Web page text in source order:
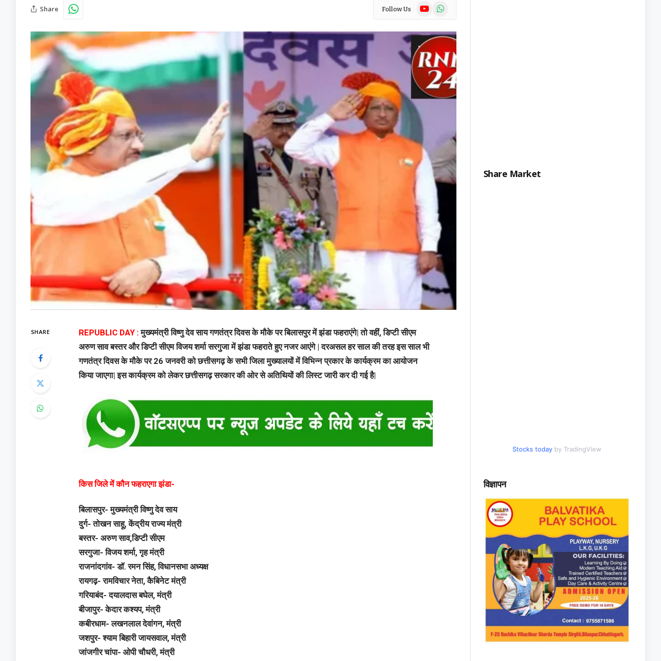
Share Follow Us YouTubeWhatsApp
SHARE REPUBLIC DAY :मुख्यमंत्री विष्णु देव साय गणतंत्र दिवस के मौके पर बिलासपुर में झंडा फहराएंगे| तो वहीं, डिप्टी सीएम
अरुण साव बस्तर और डिप्टी सीएम विजय शर्मा सरगुजा में झंडा फहराते हुए नजर आएंगे | दरअसल हर साल की तरह इस साल भी
गणतंत्र दिवस के मौके पर 26 जनवरी को छत्तीसगढ़ के सभी जिला मुख्यालयों में विभिन्न प्रकार के कार्यक्रम का आयोजन
किया जाएगा| इस कार्यक्रम को लेकर छत्तीसगढ़ सरकार की ओर से अतिथियों की लिस्ट जारी कर दी गई है|
किस जिले में कौन फहराएगा झंडा-
बिलासपुर- मुख्यमंत्री विष्णु देव साय
दुर्ग- तोखन साहू, केंद्रीय राज्य मंत्री
बस्तर- अरुण साव,डिप्टी सीएम
सरगुजा- विजय शर्मा, गृह मंत्री
राजनांदगांव- डॉ. रमन सिंह, विधानसभा अध्यक्ष
रायगढ़- रामविचार नेता, कैबिनेट मंत्री
गरियाबंद- दयालदास बघेल, मंत्री
बीजापुर- केदार कश्यप, मंत्री
कबीरधाम- लखनलाल देवांगन, मंत्री
जशपुर- श्याम बिहारी जायसवाल, मंत्री
जांजगीर चांपा- ओपी चौधरी, मंत्री
Share Market
Stocks today by TradingView
विज्ञापन